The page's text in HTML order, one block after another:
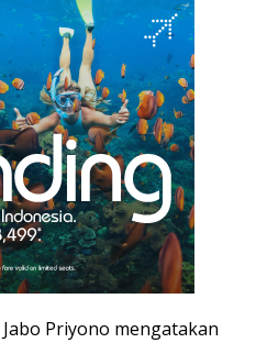
Priyono mengatakan